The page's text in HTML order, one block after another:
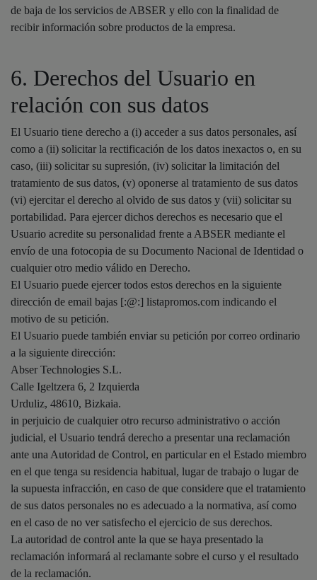
de baja de los servicios de ABSER y ello con la finalidad de
recibir información sobre productos de la empresa.
6. Derechos del Usuario en
relación con sus datos
El Usuario tiene derecho a (i) acceder a sus datos personales, así
como a (ii) solicitar la rectificación de los datos inexactos o, en su
caso, (iii) solicitar su supresión, (iv) solicitar la limitación del
tratamiento de sus datos, (v) oponerse al tratamiento de sus datos
(vi) ejercitar el derecho al olvido de sus datos y (vii) solicitar su
portabilidad. Para ejercer dichos derechos es necesario que el
Usuario acredite su personalidad frente a ABSER mediante el
envío de una fotocopia de su Documento Nacional de Identidad o
cualquier otro medio válido en Derecho.
El Usuario puede ejercer todos estos derechos en la siguiente
dirección de email bajas [:@:] listapromos.com indicando el
motivo de su petición.
El Usuario puede también enviar su petición por correo ordinario
a la siguiente dirección:
Abser Technologies S.L.
Calle Igeltzera 6, 2 Izquierda
Urduliz, 48610, Bizkaia.
in perjuicio de cualquier otro recurso administrativo o acción
judicial, el Usuario tendrá derecho a presentar una reclamación
ante una Autoridad de Control, en particular en el Estado miembro
en el que tenga su residencia habitual, lugar de trabajo o lugar de
la supuesta infracción, en caso de que considere que el tratamiento
de sus datos personales no es adecuado a la normativa, así como
en el caso de no ver satisfecho el ejercicio de sus derechos.
La autoridad de control ante la que se haya presentado la
reclamación informará al reclamante sobre el curso y el resultado
de la reclamación.